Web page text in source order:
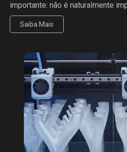
importante: não é naturalmente
Saiba Mais